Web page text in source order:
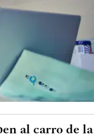
al carro de la